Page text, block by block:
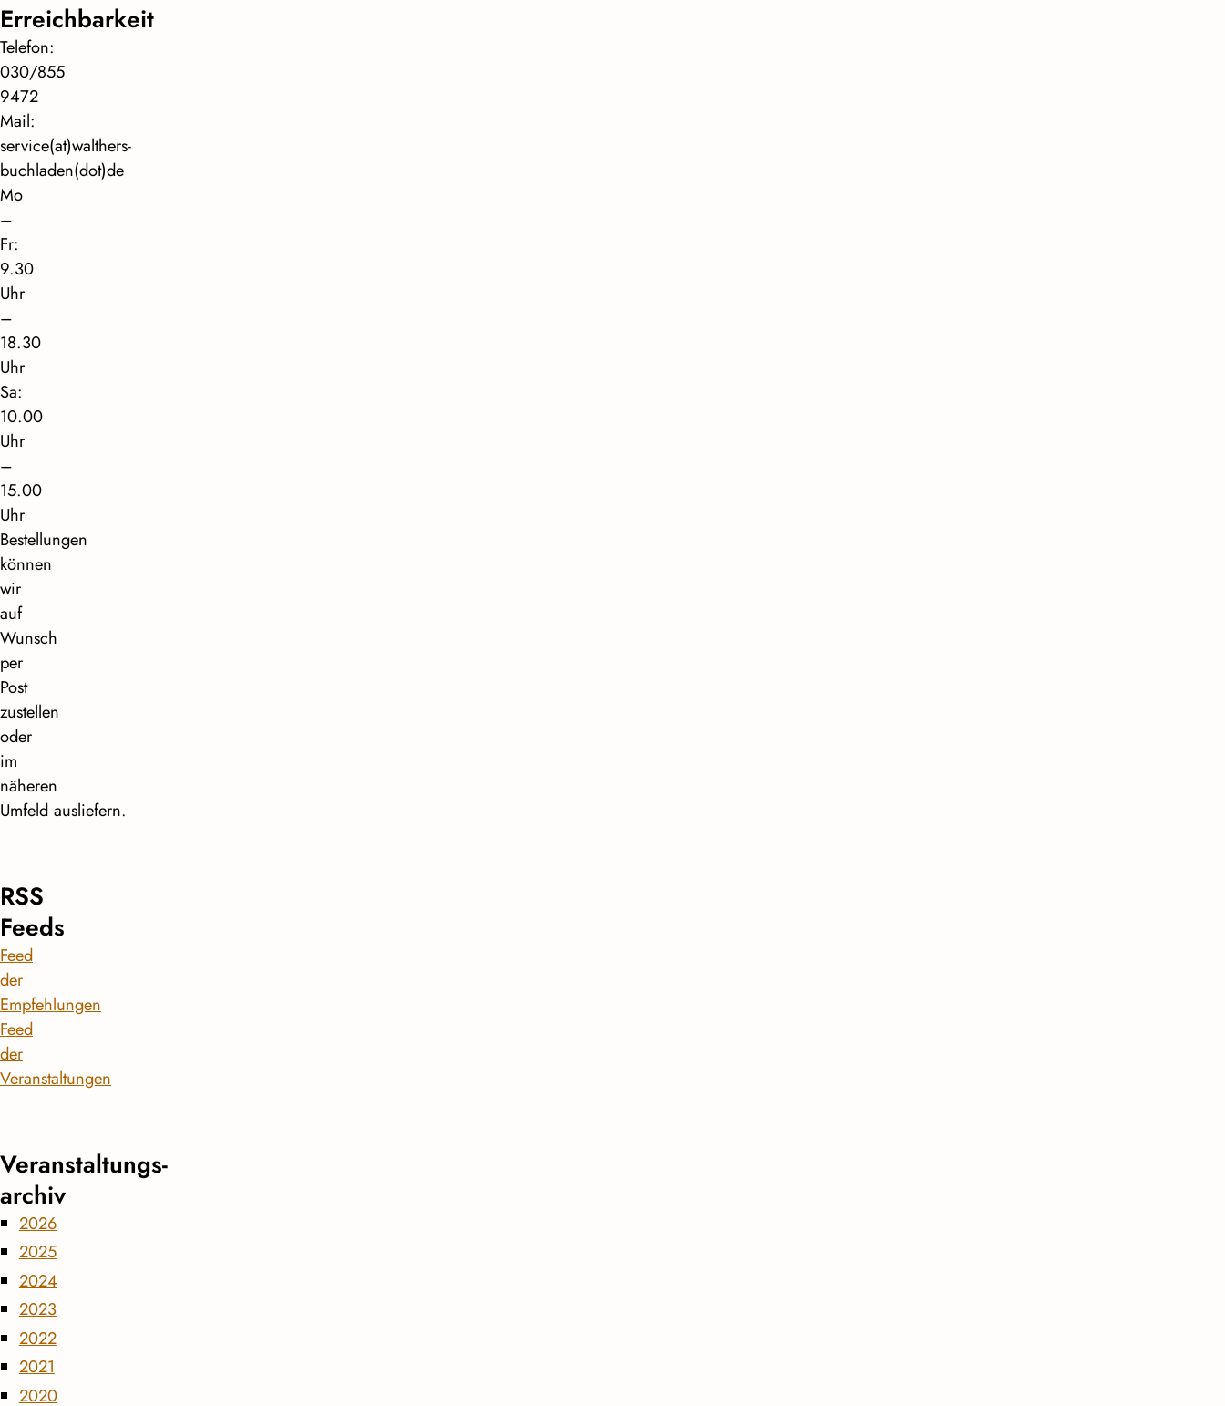
Erreichbarkeit
Telefon:
030/855
9472
Mail:
service(at)walthers-
buchladen(dot)de
Mo
–
Fr:
9.30
Uhr
–
18.30
Uhr
Sa:
10.00
Uhr
–
15.00
Uhr
Bestellungen
können
wir
auf
Wunsch
per
Post
zustellen
oder
im
näheren
Umfeld ausliefern.
RSS
Feeds
Feed
der
Empfehlungen
Feed
der
Veranstaltungen
Veranstaltungs­
archiv
2026
2025
2024
2023
2022
2021
2020